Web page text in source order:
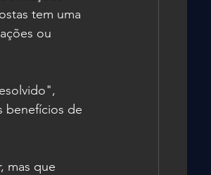
tem uma
ou
benefícios de
mas que